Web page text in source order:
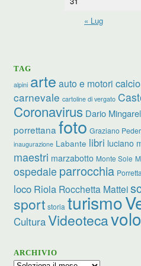
« Lug
TAG
alpini arte auto e motori calcio
carnevale cartoline di vergato
Coronavirus Dario
porrettana foto Graziano
inaugurazione Labante libri luciano
maestri marzabotto Monte Sole
ospedale parrocchia
loco Riola Rocchetta Mattei
sport storia turismo
CulturaVideoteca
ARCHIVIO